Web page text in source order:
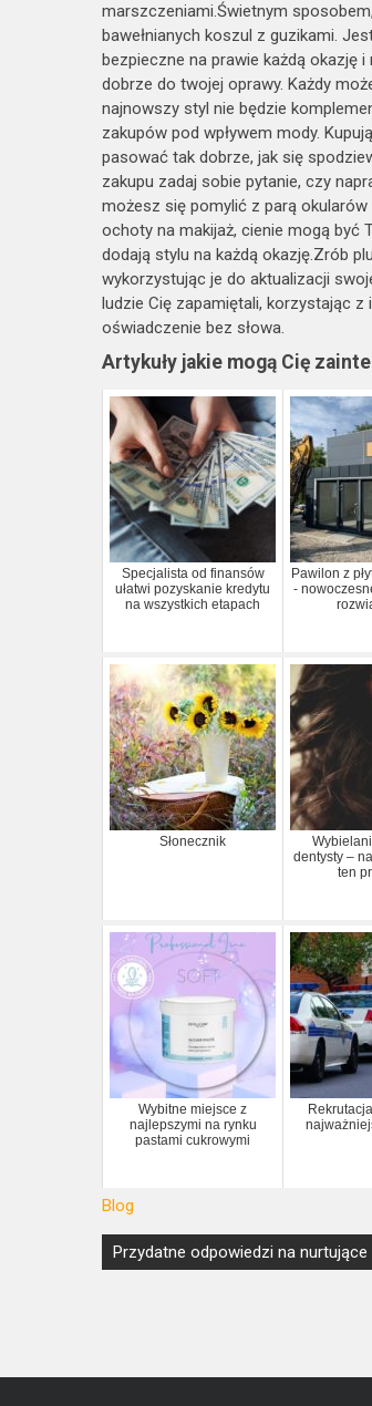
marszczeniami.Świetnym
bawełnianych koszul z guzikami.
bezpieczne na prawie każdą okazję
dobrze do twojej oprawy. Każdy
najnowszy styl nie będzie
zakupów pod wpływem mody.
pasować tak dobrze, jak się
zakupu zadaj sobie pytanie, czy
możesz się pomylić z parą
ochoty na makijaż, cienie mogą być
dodają stylu na każdą okazję.Zrób
wykorzystując je do aktualizacji
ludzie Cię zapamiętali, korzystając
oświadczenie bez słowa.
Artykuły jakie mogą Cię
Specjalista od finansów
ułatwi pozyskanie kredytu
na wszystkich etapach
Pawilon z
-
Słonecznik
dentysty –
ten
Wybitne miejsce z
najlepszymi na rynku
pastami cukrowymi
Blog
Nawigacja
wpisu
Przydatne odpowiedzi na